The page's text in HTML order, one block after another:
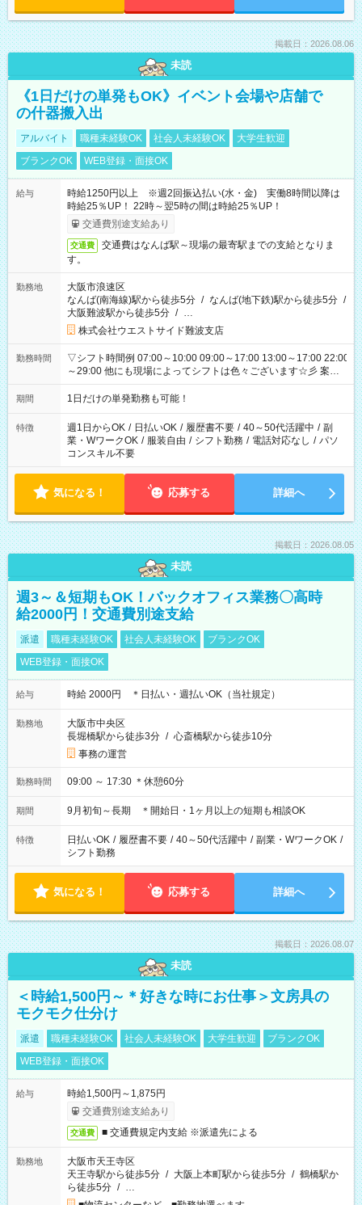
掲載日：2026.08.06
未読
《1日だけの単発もOK》イベント会場や店舗で
の什器搬入出
アルバイト 職種未経験OK 社会人未経験OK
大学生歓迎
ブランクOK
WEB登録・面接OK
給与
時給1250円以上 ※週2回振込払い(水・金) 実働8時間以降は
時給25％UP！ 22時～翌5時の間は時給25％UP！
交通費別途支給あり
交通費
交通費はなんば駅～現場の最寄駅までの支給となりま
す。
勤務地
大阪市浪速区
なんば(南海線)駅から徒歩5分 / なんば(地下鉄)駅から徒歩5分 /
大阪難波駅から徒歩5分 / …
株式会社ウエストサイド難波支店
勤務時間
▽シフト時間例 07:00～10:00 09:00～17:00 13:00～17:00 22:00
～29:00 他にも現場によってシフトは色々ございます☆彡 案件
次第では午前中だけ、午後だけで終わるお仕事も...！
期間 1日だけの単発勤務も可能！
特徴 週1日からOK / 日払いOK / 履歴書不要 / 40～50代活躍中 / 副
業・WワークOK / 服装自由 / シフト勤務 / 電話対応なし / パソ
コンスキル不要
気になる！ 応募する 詳細へ
掲載日：2026.08.05
未読
週3～＆短期もOK！バックオフィス業務〇高時
給2000円！交通費別途支給
派遣 職種未経験OK 社会人未経験OK
ブランクOK
WEB登録・面接OK
給与 時給 2000円 ＊日払い・週払いOK（当社規定）
勤務地
大阪市中央区
長堀橋駅から徒歩3分 / 心斎橋駅から徒歩10分
事務の運営
勤務時間 09:00 ～ 17:30 ＊休憩60分
期間 9月初旬～長期 ＊開始日・1ヶ月以上の短期も相談OK
特徴 日払いOK / 履歴書不要 / 40～50代活躍中 / 副業・WワークOK /
シフト勤務
気になる！ 応募する 詳細へ
掲載日：2026.08.07
未読
＜時給1,500円～＊好きな時にお仕事＞文房具の
モクモク仕分け
派遣 職種未経験OK 社会人未経験OK 大学生歓迎
ブランクOK
WEB登録・面接OK
給与
時給1,500円～1,875円
交通費別途支給あり
交通費 ■ 交通費規定内支給 ※派遣先による
勤務地
大阪市天王寺区
天王寺駅から徒歩5分 / 大阪上本町駅から徒歩5分 / 鶴橋駅か
ら徒歩5分 / …